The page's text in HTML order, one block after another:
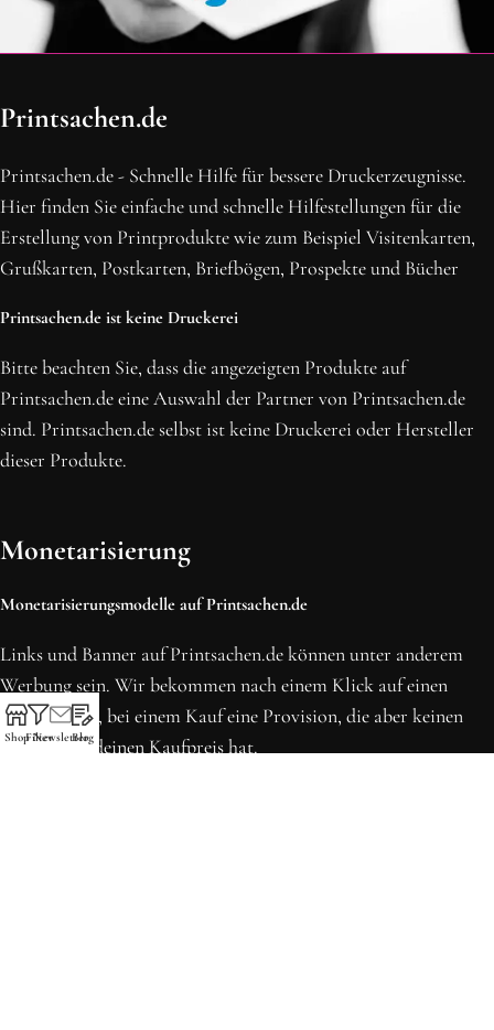
OH SCHON AM ENDE ANGEKOMMEN
BLEIBE MIT UNS IN VERBINDUNG!
Erhalte die neusten Beiträge, sichere dir Top-Angebote und
abonniere unseren Newsletter.
NEWSLETTER ABONNIEREN
Printsachen.de
Printsachen.de - Schnelle Hilfe für bessere Druckerzeugnisse.
Hier finden Sie einfache und schnelle Hilfestellungen für die
Erstellung von Printprodukte wie zum Beispiel Visitenkarten,
Grußkarten, Postkarten, Briefbögen, Prospekte und Bücher
Printsachen.de ist keine Druckerei
Bitte beachten Sie, dass die angezeigten Produkte auf
Printsachen.de eine Auswahl der Partner von Printsachen.de
sind. Printsachen.de selbst ist keine Druckerei oder Hersteller
dieser Produkte.
Monetarisierung
Monetarisierungsmodelle auf Printsachen.de
Links und Banner auf Printsachen.de können unter anderem
Werbung sein. Wir bekommen nach einem Klick auf einen
solchen Link, bei einem Kauf eine Provision, die aber keinen
Einfluss auf deinen Kaufpreis hat.
ShopFilter
Newsletter
Blog